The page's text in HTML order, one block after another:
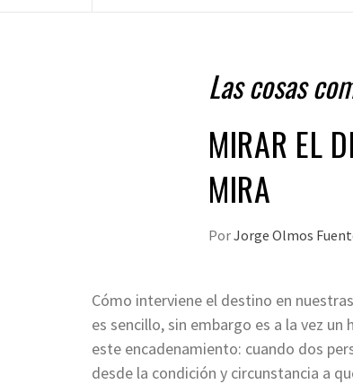
Las cosas
MIRAR EL
MIRA
PorJorge Olmos
Cómo interviene el destino en
es sencillo, sin embargo es a la vez
este encadenamiento: cuando dos
desde la condición y circunstancia a